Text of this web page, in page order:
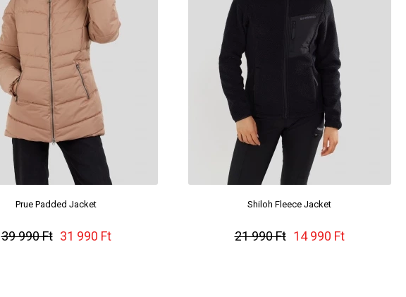
Prue Padded Jacket
39 990 Ft 31 990 Ft
Shiloh Fleece Jacket
21 990 Ft 14 990 Ft